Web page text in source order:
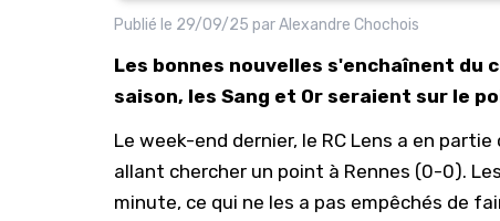
Publié le 29/09/25 parAlexandre Chochois
Les bonnes nouvelles s'enchaînent du
saison, les Sang et Or seraient sur le
Le week-end dernier, le RC Lens a en partie
allant chercher un point à Rennes (0-0).
minute, ce qui ne les a pas empêchés de